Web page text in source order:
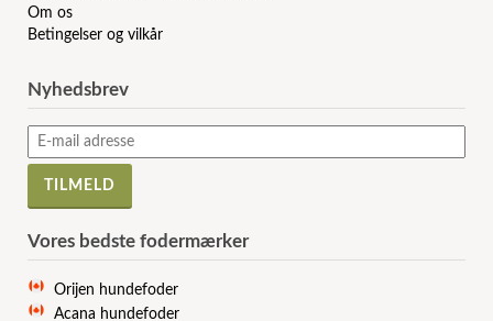
Om os
Betingelser og vilkår
Nyhedsbrev
Vores bedste fodermærker
Orijen hundefoder
Acana hundefoder